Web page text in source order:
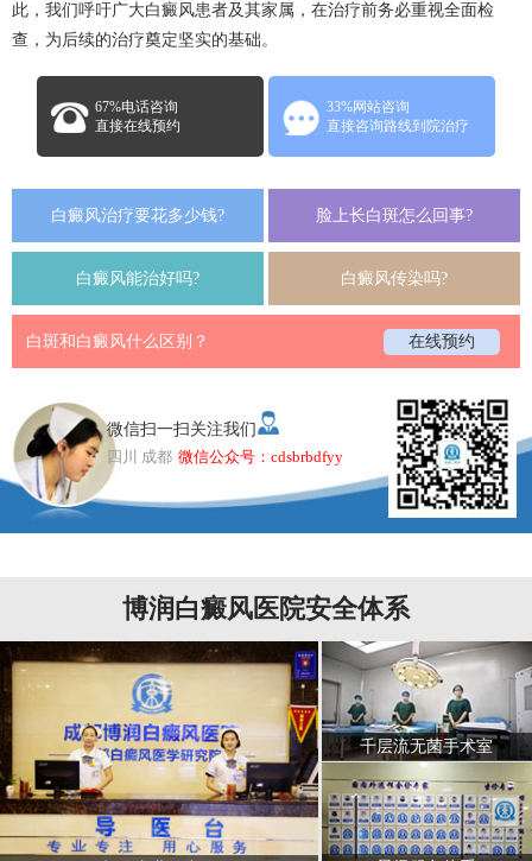
此，我们呼吁广大白癜风患者及其家属，在治疗前务必重视全面检
查，为后续的治疗奠定坚实的基础。
67%电话咨询
直接在线预约
33%网站咨询
直接咨询路线到院治疗
白癜风治疗要花多少钱? 脸上长白斑怎么回事?
白癜风能治好吗? 白癜风传染吗?
白斑和白癜风什么区别？ 在线预约
微信扫一扫关注我们
四川 成都 微信公众号：cdsbrbdfyy
博润白癜风医院安全体系
千层流无菌手术室